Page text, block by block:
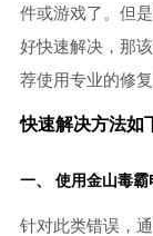
件或游戏了。但
好快速解决，那
荐使用专业的修
快速解决方法如
一、 使用金山毒霸
针对此类错误，